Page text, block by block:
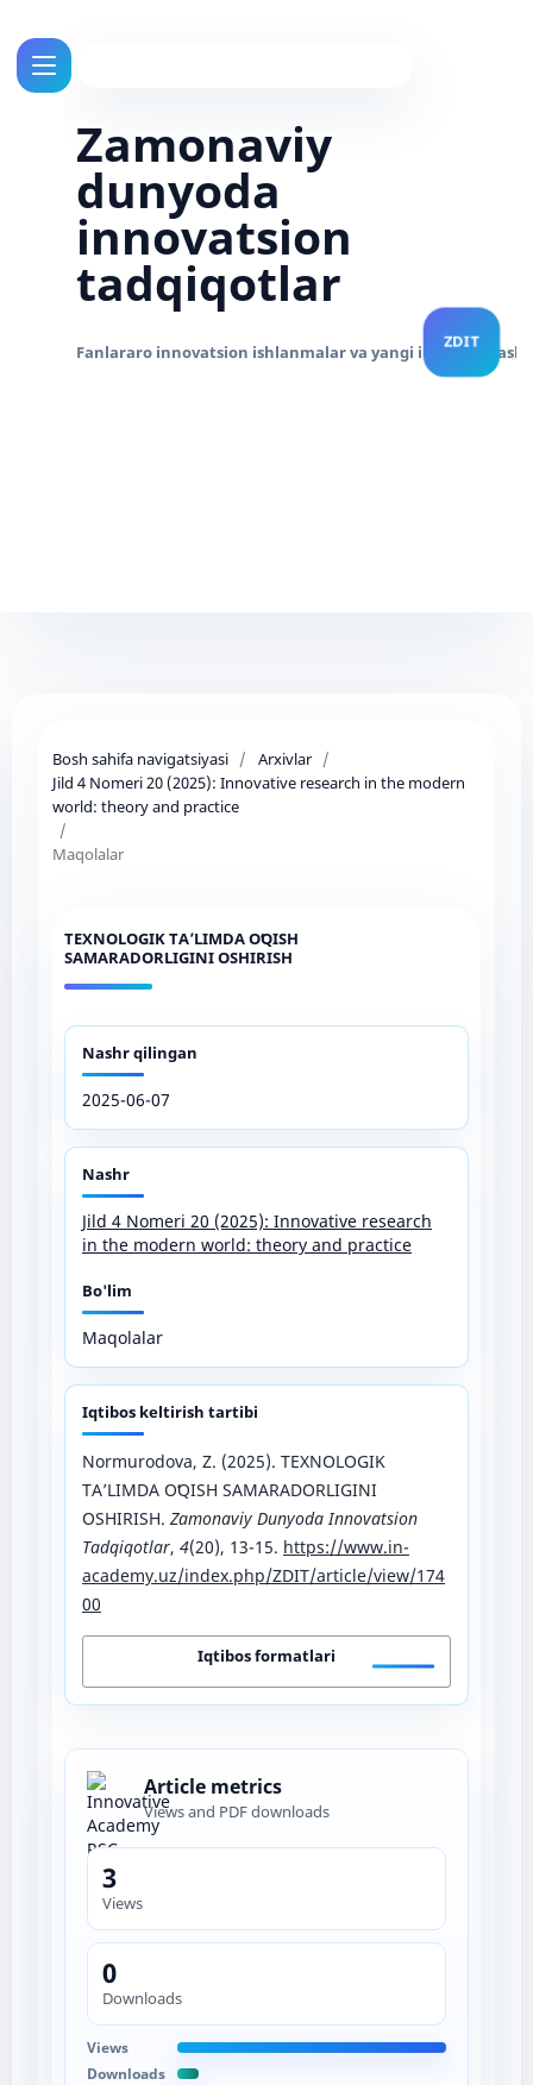
Zamonaviy
dunyoda
innovatsion
tadqiqotlar
Bosh sahifa navigatsiyasi / Arxivlar /
Jild 4 Nomeri 20 (2025): Innovative research in the modern
world: theory and practice
/
Maqolalar
TEXNOLOGIK TAʼLIMDA OʻQISH
SAMARADORLIGINI OSHIRISH
Nashr qilingan
2025-06-07
Nashr
Jild 4 Nomeri 20 (2025): Innovative research
in the modern world: theory and practice
Bo'lim
Maqolalar
Iqtibos keltirish tartibi
Normurodova, Z. (2025). TEXNOLOGIK
TAʼLIMDA OʻQISH SAMARADORLIGINI
OSHIRISH. Zamonaviy Dunyoda Innovatsion
Tadqiqotlar, 4(20), 13-15. https://www.in-
academy.uz/index.php/ZDIT/article/view/174
00
Iqtibos formatlari
Article metrics
Views and PDF downloads
3
Views
0
Downloads
Views
Downloads